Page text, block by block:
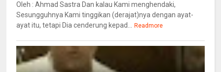
Oleh : Ahmad Sastra Dan kalau Kami menghendaki,
Sesungguhnya Kami tinggikan (derajat)nya dengan ayat-
ayat itu, tetapi Dia cenderung kepad... Readmore